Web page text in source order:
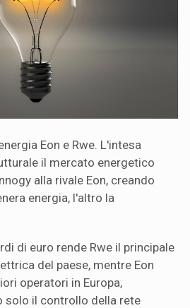
Eon e Rwe. L'intesa
il mercato energetico
alla rivale Eon, creando
energia, l'altro la
di euro rende Rwe il principale
del paese, mentre Eon
operatori in Europa,
solo il controllo della rete